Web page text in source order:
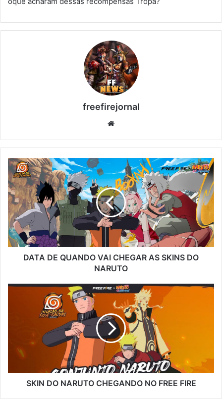
freefirejornal
DATA
DE
QUANDO
VAI
CHEGAR
AS
SKINS
DO
NARUTO
DATA DE QUANDO VAI CHEGAR AS SKINS DO
NARUTO
SKIN
CHEGANDO
FIRE
SKIN DO NARUTO CHEGANDO NO FREE FIRE